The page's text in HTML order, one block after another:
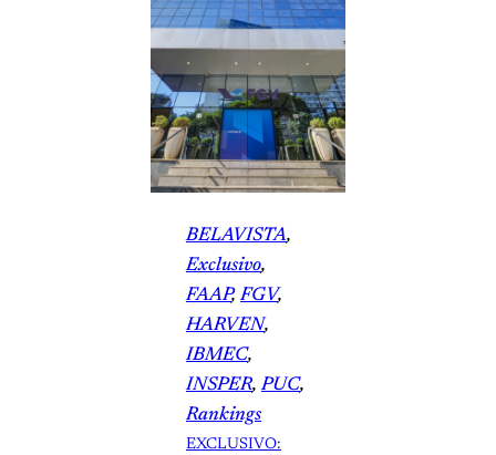
BELAVISTA
Exclusivo
FAAP, FGV
HARVEN
IBMEC
INSPER, PUC
Rankings
EXCLUSIVO: